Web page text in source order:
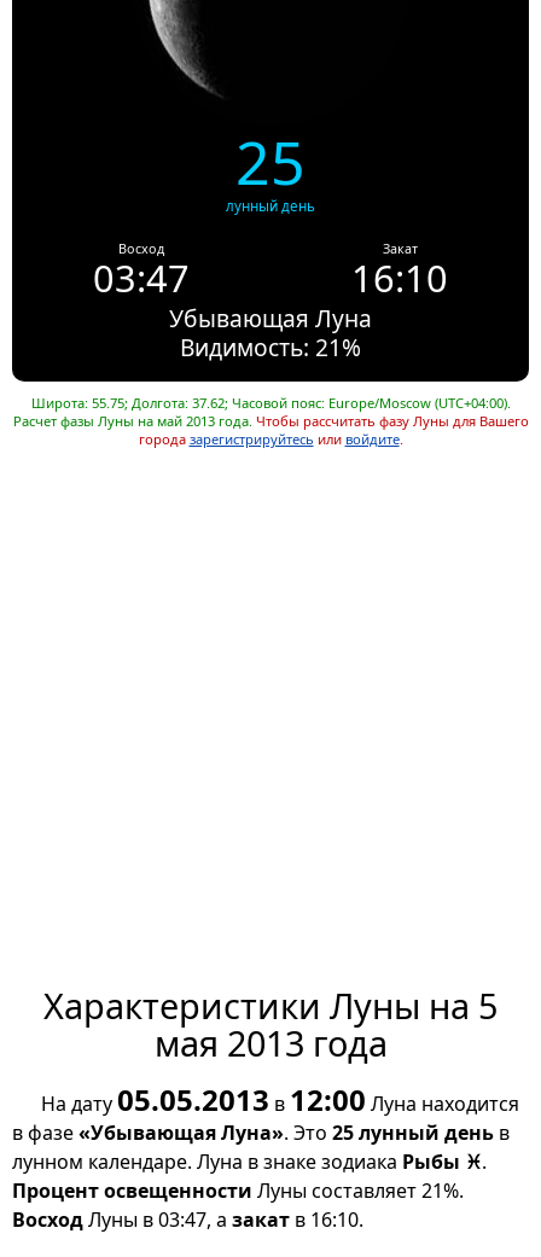
25
лунный день
Восход
03:47
Закат
16:10
Убывающая Луна
Видимость: 21%
Широта: 55.75; Долгота: 37.62; Часовой пояс: Europe/Moscow (UTC+04:00).
Расчет фазы Луны на май 2013 года. Чтобы рассчитать фазу Луны для Вашего
города зарегистрируйтесь или войдите.
Характеристики Луны на 5
мая 2013 года
На дату05.05.2013 в 12:00 Луна находится
в фазе«Убывающая Луна». Это 25 лунный день в
лунном календаре. Луна в знаке зодиака Рыбы ♓.
Процент освещенности Луны составляет 21%.
ВосходЛуны в 03:47, а закат в 16:10.